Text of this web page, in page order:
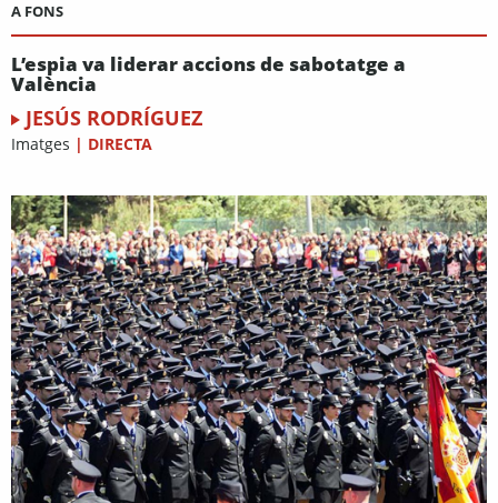
A FONS
L’espia va liderar accions de sabotatge a
València
JESÚS RODRÍGUEZ
Imatges | DIRECTA